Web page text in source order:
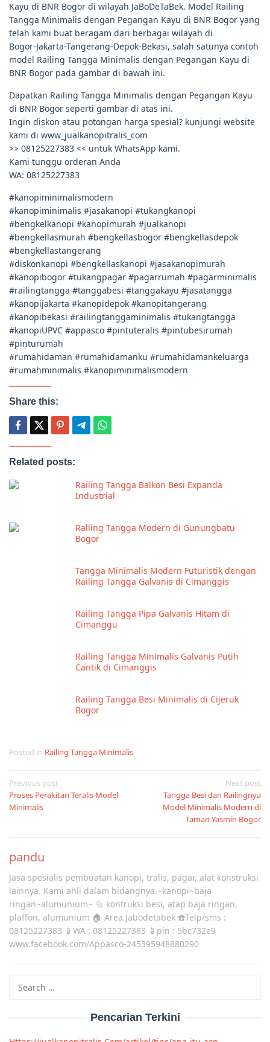
Kayu di BNR Bogor di wilayah JaBoDeTaBek. Model Railing
Tangga Minimalis dengan Pegangan Kayu di BNR Bogor yang
telah kami buat beragam dari berbagai wilayah di
Bogor-Jakarta-Tangerang-Depok-Bekasi, salah satunya contoh
model Railing Tangga Minimalis dengan Pegangan Kayu di
BNR Bogor pada gambar di bawah ini.
Dapatkan Railing Tangga Minimalis dengan Pegangan Kayu
di BNR Bogor seperti gambar di atas ini.
Ingin diskon atau potongan harga spesial? kunjungi website
kami di www_jualkanopitralis_com
>> 08125227383 << untuk WhatsApp kami.
Kami tunggu orderan Anda
WA: 08125227383
#kanopiminimalismodern
#kanopiminimalis #jasakanopi #tukangkanopi
#bengkelkanopi #kanopimurah #jualkanopi
#bengkellasmurah #bengkellasbogor #bengkellasdepok
#bengkellastangerang
#diskonkanopi #bengkellaskanopi #jasakanopimurah
#kanopibogor #tukangpagar #pagarrumah #pagarminimalis
#railingtangga #tanggabesi #tanggakayu #jasatangga
#kanopijakarta #kanopidepok #kanopitangerang
#kanopibekasi #railingtanggaminimalis #tukangtangga
#kanopiUPVC #appasco #pintuteralis #pintubesirumah
#pinturumah
#rumahidaman #rumahidamanku #rumahidamankeluarga
#rumahminimalis #kanopiminimalismodern
Share this:
Related posts:
Railing Tangga Balkon Besi Expanda
Industrial
Ralling Tangga Modern di Gunungbatu
Bogor
Tangga Minimalis Modern Futuristik dengan
Railing Tangga Galvanis di Cimanggis
Railing Tangga Pipa Galvanis Hitam di
Cimanggu
Railing Tangga Minimalis Galvanis Putih
Cantik di Cimanggis
Railing Tangga Besi Minimalis di Cijeruk
Bogor
Posted in Railing Tangga Minimalis
Post
navigation
Previous post
Proses Perakitan Teralis Model
Minimalis
Next post
Tangga Besi dan Railingnya
Model Minimalis Modern di
Taman Yasmin Bogor
pandu
Jasa spesialis pembuatan kanopi, tralis, pagar, alat konstruksi
lainnya. Kami ahli dalam bidangnya.~kanopi~baja
ringan~alumunium~ 🔩 kontruksi besi, atap baja ringan,
plaffon, alumunium 🏠 Area Jabodetabek ☎️Telp/sms :
08125227383 📱WA : 08125227383 📱pin : 5bc732e9
www.facebook.com/Appasco-245395948880290
for:
Pencarian Terkini